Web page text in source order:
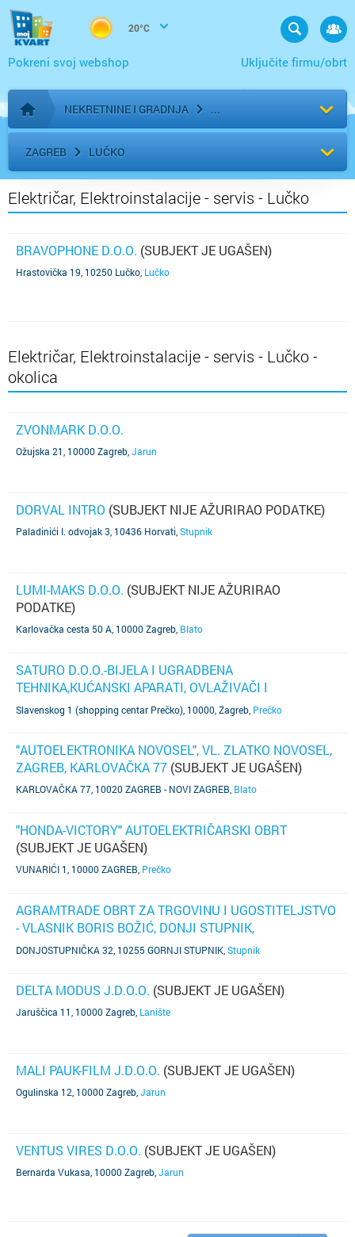
20°C
Uključite firmu/obrt
Pokreni svoj webshop
Početna stranica
NEKRETNINE I GRADNJA
ZAGREB LUČKO
Električar, Elektroinstalacije - servis - Lučko
BRAVOPHONE D.O.O. (SUBJEKT JE UGAŠEN)
Hrastovička 19, 10250 Lučko Lučko
Električar, Elektroinstalacije - servis - Lučko -
okolica
ZVONMARK D.O.O.
Ožujska 21, 10000 Zagreb Jarun
DORVAL INTRO (SUBJEKT NIJE AŽURIRAO PODATKE)
Paladinići I. odvojak 3, 10436 Horvati Stupnik
LUMI-MAKS D.O.O. (SUBJEKT NIJE AŽURIRAO
PODATKE)
Karlovačka cesta 50 A, 10000 Zagreb Blato
SATURO D.O.O.-BIJELA I UGRADBENA
TEHNIKA,KUĆANSKI APARATI, OVLAŽIVAČI I
ODVLAŽIVAČI ZRAKA, MEDICINSKI APARATI, SUDOPERI
Slavenskog 1 (shopping centar Prečko), 10000, Zagreb Prečko
"AUTOELEKTRONIKA NOVOSEL", VL. ZLATKO NOVOSEL,
ZAGREB, KARLOVAČKA 77 (SUBJEKT JE UGAŠEN)
KARLOVAČKA 77, 10020 ZAGREB - NOVI ZAGREB Blato
"HONDA-VICTORY" AUTOELEKTRIČARSKI OBRT
(SUBJEKT JE UGAŠEN)
VUNARIĆI 1, 10000 ZAGREB Prečko
AGRAMTRADE OBRT ZA TRGOVINU I UGOSTITELJSTVO
- VLASNIK BORIS BOŽIĆ, DONJI STUPNIK,
DONJOSTUPNIČKA 32(SUBJEKT JE UGAŠEN)
DONJOSTUPNIČKA 32, 10255 GORNJI STUPNIK Stupnik
DELTA MODUS J.D.O.O. (SUBJEKT JE UGAŠEN)
Jaruščica 11, 10000 Zagreb Lanište
MALI PAUK-FILM J.D.O.O. (SUBJEKT JE UGAŠEN)
Ogulinska 12, 10000 Zagreb Jarun
VENTUS VIRES D.O.O. (SUBJEKT JE UGAŠEN)
Bernarda Vukasa, 10000 Zagreb Jarun